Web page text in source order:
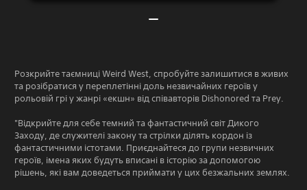
Розкрийте таємниці Weird West, спробуйте залишитися в живих
та розібратися у переплетінні доль незвичайних героїв у
рольовій грі у жанрі «екшн» від співавторів Dishonored та Prey.
"Відкрийте для себе темний та фантастичний світ Дикого
Заходу, де служителі закону та стрілки ділять кордон із
фантастичними істотами. Приєднайтеся до групи незвичних
героїв, імена яких будуть вписані в історію за допомогою
рішень, які вам доведеться приймати у цих безжальних землях.